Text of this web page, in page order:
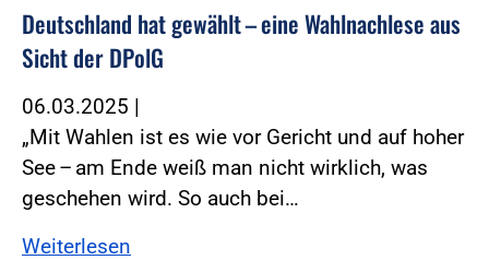
Deutschland hat gewählt – eine Wahlnachlese aus
Sicht der DPolG
06.03.2025 |
„Mit Wahlen ist es wie vor Gericht und auf hoher
See – am Ende weiß man nicht wirklich, was
geschehen wird. So auch bei…
Weiterlesen